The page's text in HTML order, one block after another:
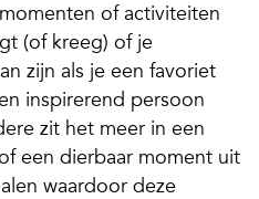
of activiteiten
(of kreeg) of je
zijn als je een favoriet
inspirerend persoon
zit het meer in een
een dierbaar moment uit
waardoor deze